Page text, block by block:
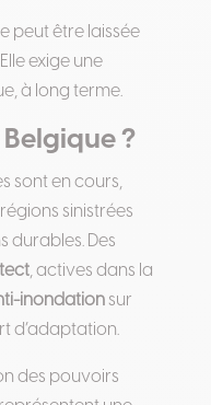
peut être laissée
exige une
à long terme.
?
sont en cours,
sinistrées
durables. Des
, actives dans la
inondationsur
d’adaptation.
des pouvoirs